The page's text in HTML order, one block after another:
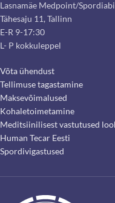
Lasnamäe Medpoint/Spordiabi
Tähesaju 11, Tallinn
E-R 9-17:30
L- P kokkuleppel
Võta ühendust
Tellimuse tagastamine
Maksevõimalused
Kohaletoimetamine
Meditsiinilisest vastutused
Human Tecar Eesti
Spordivigastused